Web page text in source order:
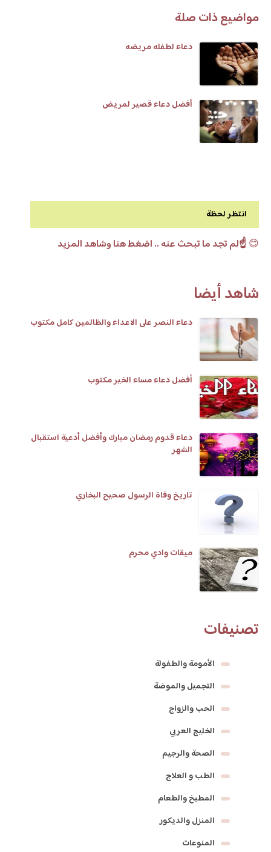
مواضيع ذات صلة
دعاء لطفله مريضه
أفضل دعاء قصير لمريض
انتظر لحظة
😊☝️لم تجد ما تبحث عنه .. اضغط هنا وشاهد المزيد
شاهد أيضا
دعاء النصر على الاعداء والظالمين كامل مكتوب
أفضل دعاء مساء الخير مكتوب
دعاء قدوم رمضان مبارك وأفضل أدعية استقبال
الشهر
تاريخ وفاة الرسول صحيح البخاري
ميقات وادي محرم
تصنيفات
الأمومة والطفولة
التجميل والموضة
الحب والزواج
الخليج العربي
الصحة والرجيم
الطب و العلاج
المطبخ والطعام
المنزل والديكور
المنوعات